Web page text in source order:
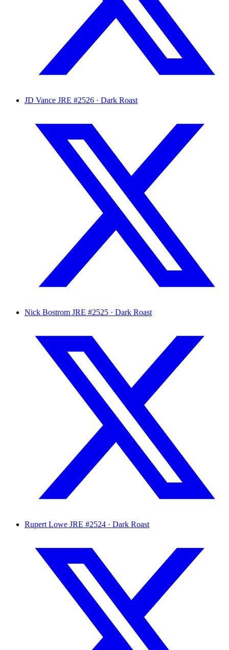
JD Vance JRE #2526 · Dark Roast
Nick Bostrom JRE #2525 · Dark Roast
Rupert Lowe JRE #2524 · Dark Roast